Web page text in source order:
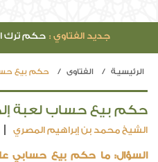
جديد الفتاوي : حكم ترك
الرئيسيـة الفتاوي حكم بيع
حكم بيع حساب لعبة
الشيخ محمد بن إبراهيم المصري